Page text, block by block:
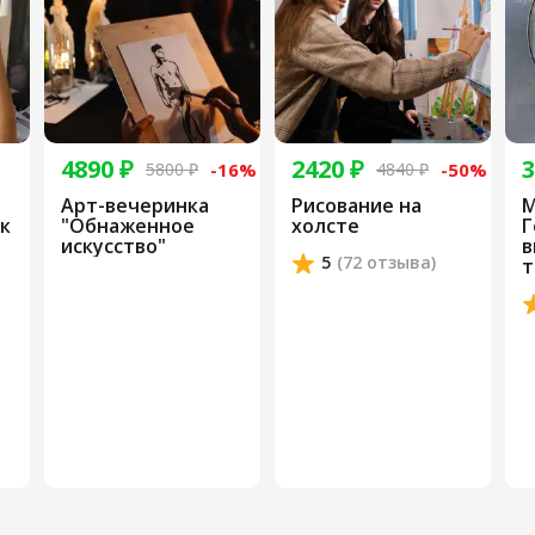
4890 ₽ 5800 ₽ -16%
Арт-вечеринка
"Обнаженное
искусство"
2420 ₽ 4840 ₽ -50%
Рисование на
холсте
5 (72 отзыва)